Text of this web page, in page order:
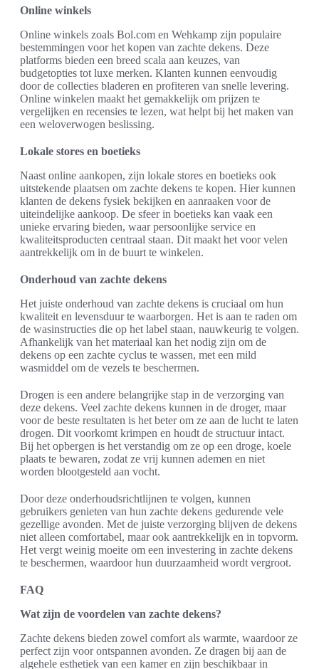
Online winkels
Online winkels zoals Bol.com en Wehkamp zijn populaire
bestemmingen voor het kopen van zachte dekens. Deze
platforms bieden een breed scala aan keuzes, van
budgetopties tot luxe merken. Klanten kunnen eenvoudig
door de collecties bladeren en profiteren van snelle levering.
Online winkelen maakt het gemakkelijk om prijzen te
vergelijken en recensies te lezen, wat helpt bij het maken van
een weloverwogen beslissing.
Lokale stores en boetieks
Naast online aankopen, zijn lokale stores en boetieks ook
uitstekende plaatsen om zachte dekens te kopen. Hier kunnen
klanten de dekens fysiek bekijken en aanraaken voor de
uiteindelijke aankoop. De sfeer in boetieks kan vaak een
unieke ervaring bieden, waar persoonlijke service en
kwaliteitsproducten centraal staan. Dit maakt het voor velen
aantrekkelijk om in de buurt te winkelen.
Onderhoud van zachte dekens
Het juiste onderhoud van zachte dekens is cruciaal om hun
kwaliteit en levensduur te waarborgen. Het is aan te raden om
de wasinstructies die op het label staan, nauwkeurig te volgen.
Afhankelijk van het materiaal kan het nodig zijn om de
dekens op een zachte cyclus te wassen, met een mild
wasmiddel om de vezels te beschermen.
Drogen is een andere belangrijke stap in de verzorging van
deze dekens. Veel zachte dekens kunnen in de droger, maar
voor de beste resultaten is het beter om ze aan de lucht te laten
drogen. Dit voorkomt krimpen en houdt de structuur intact.
Bij het opbergen is het verstandig om ze op een droge, koele
plaats te bewaren, zodat ze vrij kunnen ademen en niet
worden blootgesteld aan vocht.
Door deze onderhoudsrichtlijnen te volgen, kunnen
gebruikers genieten van hun zachte dekens gedurende vele
gezellige avonden. Met de juiste verzorging blijven de dekens
niet alleen comfortabel, maar ook aantrekkelijk en in topvorm.
Het vergt weinig moeite om een investering in zachte dekens
te beschermen, waardoor hun duurzaamheid wordt vergroot.
FAQ
Wat zijn de voordelen van zachte dekens?
Zachte dekens bieden zowel comfort als warmte, waardoor ze
perfect zijn voor ontspannen avonden. Ze dragen bij aan de
algehele esthetiek van een kamer en zijn beschikbaar in